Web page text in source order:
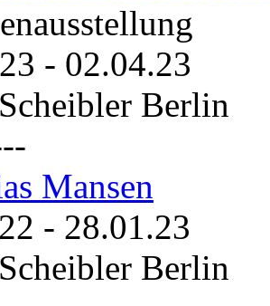
- 02.04.23
Berlin
Mansen
- 28.01.23
Berlin